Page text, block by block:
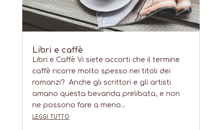
Libri e caffè
Libri e Caffè Vi siete accorti che il termine
caffè ricorre molto spesso nei titoli dei
romanzi? Anche gli scrittori e gli artisti
amano questa bevanda prelibata, e non
ne possono fare a meno...
leggi tutto